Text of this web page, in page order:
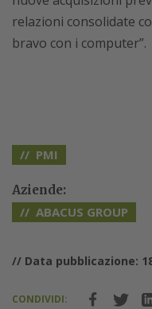
relazioni consolidate
bravo con i computer”.
PMI
Aziende:
ABACUS GROUP
// Data pubblicazione:
CONDIVIDI: